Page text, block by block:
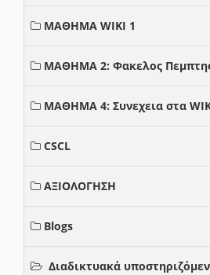
ΜΑΘΗΜΑ WIKI 1
ΜΑΘΗΜΑ 2: Φακελος
ΜΑΘΗΜΑ 4: Συνεχεια στα
CSCL
ΑΞΙΟΛΟΓΗΣΗ
Blogs
Διαδικτυακά